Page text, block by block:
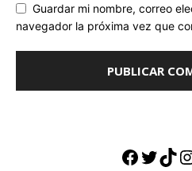
Guardar mi nombre, correo
navegador la próxima vez que